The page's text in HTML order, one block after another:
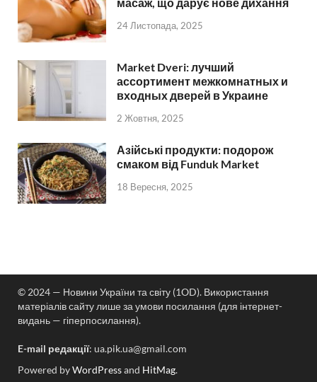
24 Листопада, 2025
Market Dveri: лучший
ассортимент межкомнатных и
входных дверей в Украине
2 Жовтня, 2025
Азійські продукти: подорож
смаком від Funduk Market
18 Вересня, 2025
© 2024 — Новини України та світу (1OD). Використання
матеріалів сайту лише за умови посилання (для інтернет-
видань — гіперпосилання).
E-mail редакції: ua.pik.ua@gmail.com
Powered byWordPressand HitMag.